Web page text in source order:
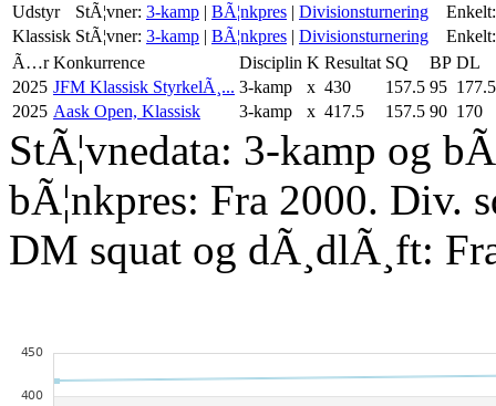
Udstyr
StÃ¦vner: 3-kamp | BÃ¦nkpres | Divisionsturnering
Enkelt:
Klassisk StÃ¦vner: 3-kamp | BÃ¦nkpres | Divisionsturnering
Enkelt:
Ã…r Konkurrence Disciplin K Resultat SQ BP DL
2025 JFM Klassisk StyrkelÃ¸... 3-kamp x 430 157.5 95 177.5
2025 Aask Open, Klassisk 3-kamp x 417.5 157.5 90 170
StÃ¦vnedata: 3-kamp og
bÃ¦nkpres: Fra 2000. Div.
DM squat og dÃ¸dlÃ¸ft: